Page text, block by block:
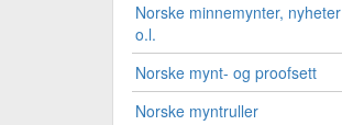
Norske minnemynter, nyheter
o.l.
Norske mynt- og proofsett
Norske myntruller